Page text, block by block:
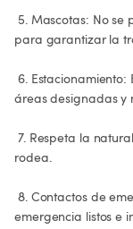
para garantizar la
áreas designadas y
rodea.
emergencia listos e